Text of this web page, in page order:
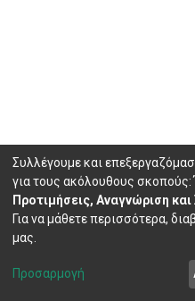
Cookie
Συλλέγουμε και
για τους ακόλουθους σκοπούς:
Προτιμήσεις, Αναγνώριση και
Για να μάθετε περισσότερα,
μας.
Προσαρμογή